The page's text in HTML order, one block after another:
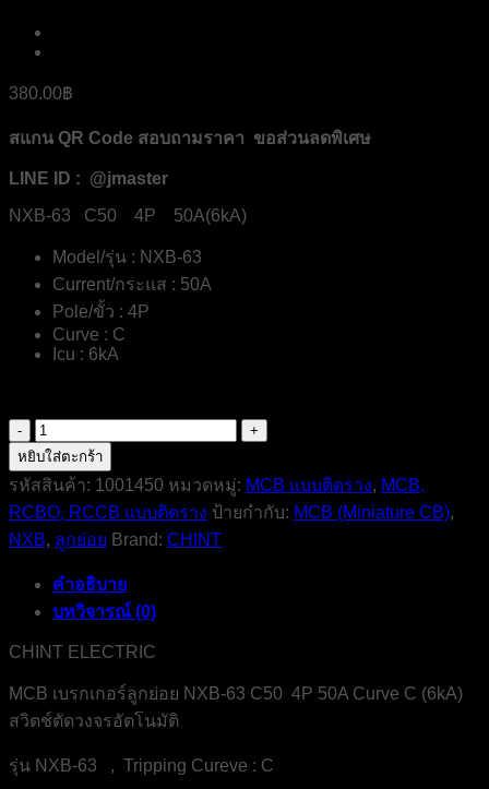
380.00฿
สแกน QR Code สอบถามราคา ขอส่วนลดพิเศษ
LINE ID : @jmaster
NXB-63 C50 4P 50A(6kA)
Model/รุ่น : NXB-63
Current/กระแส : 50A
Pole/ขั้ว : 4P
Curve : C
Icu : 6kA
จำนวน
NXB-
63-
C50-
4P-
50A-
6kA-
MCB-
CHINT-
ELECTRIC
หยิบใส่ตะกร้า
รหัสสินค้า: 1001450 หมวดหมู่: MCB แบบติดราง, MCB,
RCBO, RCCB แบบติดราง ป้ายกำกับ: MCB (Miniature CB),
NXB, ลูกย่อย Brand: CHINT
คำอธิบาย
บทวิจารณ์ (0)
CHINT ELECTRIC
MCB เบรกเกอร์ลูกย่อย NXB-63 C50 4P 50A Curve C (6kA)
สวิตช์ตัดวงจรอัตโนมัติ
รุ่น NXB-63 , Tripping Cureve : C